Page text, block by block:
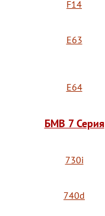
F14
E63
E64
БМВ 7 Серия
730i
740d